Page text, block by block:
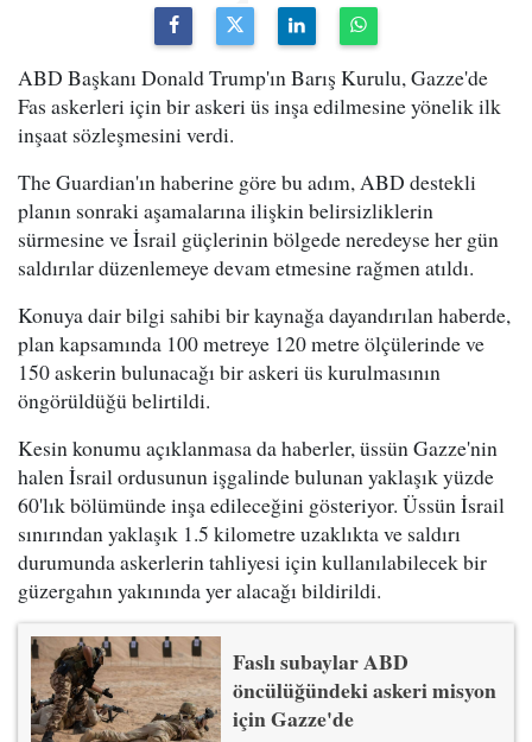
ABD Başkanı Donald Trump'ın Barış Kurulu, Gazze'de
Fas askerleri için bir askeri üs inşa edilmesine yönelik ilk
inşaat sözleşmesini verdi.
The Guardian'ın haberine göre bu adım, ABD destekli
planın sonraki aşamalarına ilişkin belirsizliklerin
sürmesine ve İsrail güçlerinin bölgede neredeyse her gün
saldırılar düzenlemeye devam etmesine rağmen atıldı.
Konuya dair bilgi sahibi bir kaynağa dayandırılan haberde,
plan kapsamında 100 metreye 120 metre ölçülerinde ve
150 askerin bulunacağı bir askeri üs kurulmasının
öngörüldüğü belirtildi.
Kesin konumu açıklanmasa da haberler, üssün Gazze'nin
halen İsrail ordusunun işgalinde bulunan yaklaşık yüzde
60'lık bölümünde inşa edileceğini gösteriyor. Üssün İsrail
sınırından yaklaşık 1.5 kilometre uzaklıkta ve saldırı
durumunda askerlerin tahliyesi için kullanılabilecek bir
güzergahın yakınında yer alacağı bildirildi.
Faslı subaylar ABD
öncülüğündeki askeri misyon
için Gazze'de